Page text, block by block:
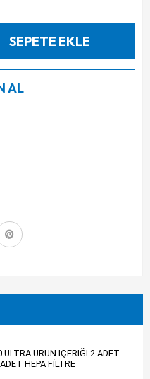
ÜRÜN İÇERİĞİ 2 ADET
HEPA FİLTRE